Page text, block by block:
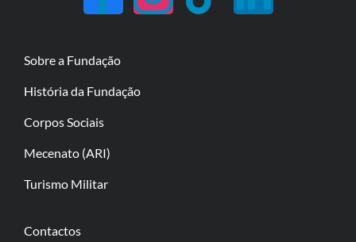
Sobre a Fundação
História da Fundação
Corpos Sociais
Mecenato (ARI)
Turismo Militar
Contactos